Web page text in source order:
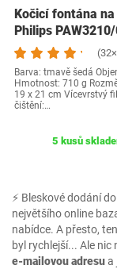
⚡ Bleskové dodání
největšího online
nabídce. A přesto,
byl rychlejší... Ale
e-mailovou adresua
Kočicí fontána
Philips
Barva: tmavě šedá
Hmotnost: 710 g
19 x 21 cm Vícevrstvý
čištění:…
5 kusů